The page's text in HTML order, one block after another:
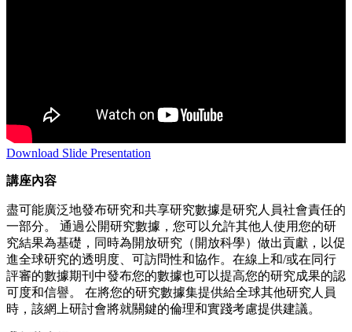
Download Slide Presentation
講座內容
盡可能廣泛地發布研究和共享研究數據是研究人員社會責任的
一部分。 通過公開研究數據，您可以允許其他人使用您的研
究結果為基礎，同時為開放研究（開放科學）做出貢獻，以促
進全球研究的透明度、可訪問性和協作。在線上和/或在同行
評審的數據期刊中發布您的數據也可以提高您的研究成果的認
可度和信譽。 在將您的研究數據集提供給全球其他研究人員
時，該網上研討會將就關鍵的倫理和實踐考慮提供建議。